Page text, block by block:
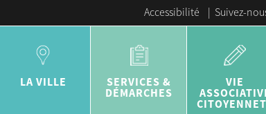
Accessibilité | Suivez-
LA VILLE
SERVICES &
DÉMARCHES
VIE